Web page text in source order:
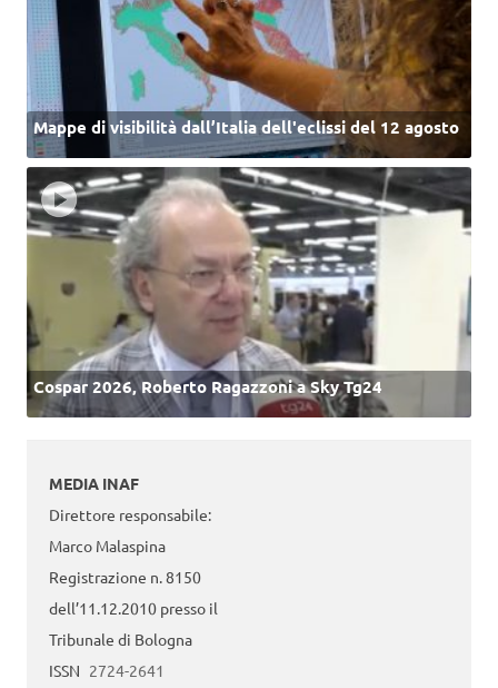
Mappe di visibilità dall’Italia dell'eclissi del 12 agosto
Cospar 2026, Roberto Ragazzoni a Sky Tg24
MEDIA INAF
Direttore responsabile:
Marco Malaspina
Registrazione n. 8150
dell’11.12.2010 presso il
Tribunale di Bologna
ISSN 2724-2641